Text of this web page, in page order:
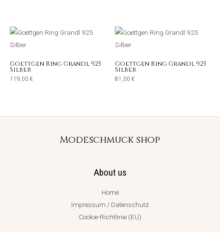
Goettgen Ring Grandl 925
Silber
119,00 €
Goettgen Ring Grandl 925
Silber
81,00 €
Modeschmuck shop
About us
Home
Impressum / Datenschutz
Cookie-Richtlinie (EU)